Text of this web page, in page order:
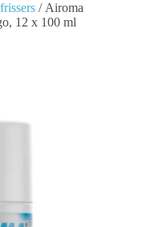
/ Airoma
12 x 100 ml